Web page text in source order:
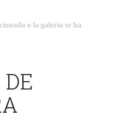
o la galería se ha